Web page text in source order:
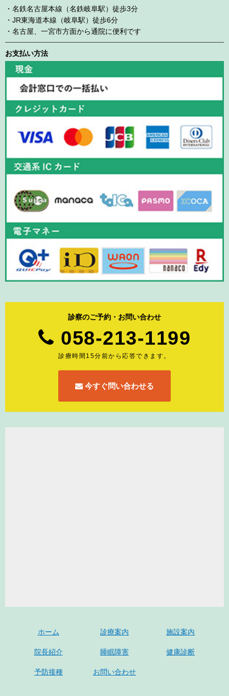
・名鉄名古屋本線（名鉄岐阜駅）徒歩3分
・JR東海道本線（岐阜駅）徒歩6分
・名古屋、一宮市方面から通院に便利です
お支払い方法
診察のご予約・お問い合わせ
058-213-1199
診療時間15分前から応答できます。
今すぐ問い合わせる
ホーム 診療案内 施設案内
院長紹介 睡眠障害 健康診断
予防接種 お問い合わせ